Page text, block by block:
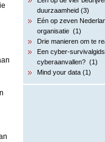
duurzaamheid (3)
Eén op zeven
organisatie (1)
Drie manieren om te
Een cyber-
cyberaanvallen? (1)
Mind your data (1)